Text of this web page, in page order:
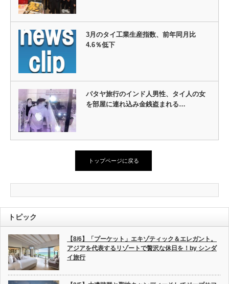
3月のタイ工業生産指数、前年同月比
4.6％低下
パタヤ旅行のインド人男性、タイ人の女
を部屋に連れ込み金銭盗まれる…
トップページに戻る
トピック
【8/6】「プーケット」エキゾティック＆エレガント。
アジアを代表するリゾートで贅沢な休日を！by シンダ
イ旅行